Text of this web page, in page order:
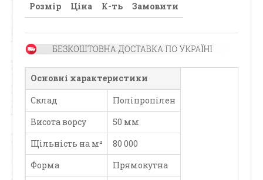
Розмір Ціна К-ть Замовити
Основні характеристики
Склад
Поліпропілен
Висота ворсу
50 мм
Щільність на м²
80 000
Форма
Прямокутна